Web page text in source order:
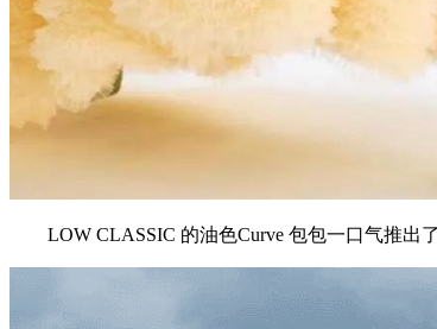
LOW CLASSIC 的油色Curve 包包一口气推出